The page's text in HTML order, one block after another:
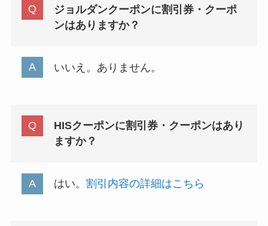
ジョルダンクーポンに割引券・クーポ
ンはありますか？
いいえ。ありません。
HISクーポンに割引券・クーポンはあり
ますか？
はい。 割引内容の詳細はこちら